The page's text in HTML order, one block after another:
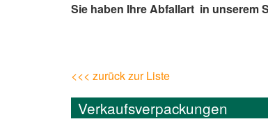
Sie haben Ihre Abfallart in unserem
<<< zurück zur Liste
Verkaufsverpackungen